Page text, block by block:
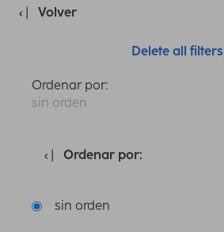
Volver
Delete all filters
Ordenar por:
sin orden
Ordenar por:
sin orden